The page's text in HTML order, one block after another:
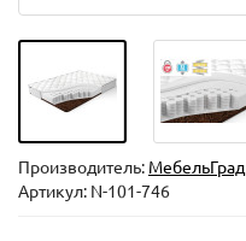
Производитель: МебельГрад
Артикул: N-101-746